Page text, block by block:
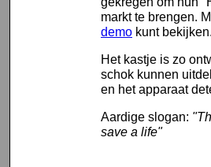
markt te brengen.
demo kunt
Het kastje is zo
schok kunnen
en het apparaat
Aardige slogan:
save a life"